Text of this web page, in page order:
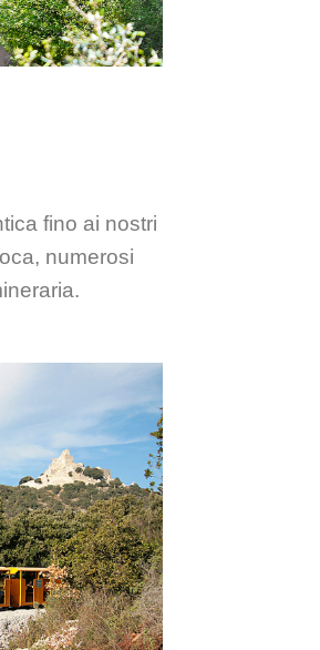
fino ai nostri
numerosi